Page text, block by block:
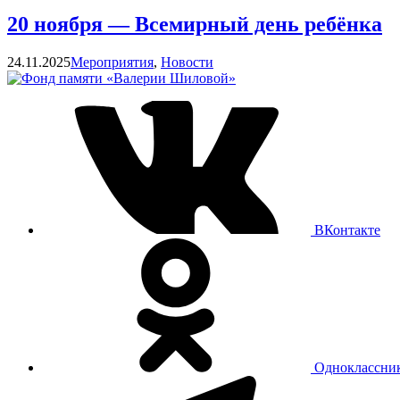
20 ноября — Всемирный день ребёнка
24.11.2025Категории
Мероприятия, Новости
ВКонтакте